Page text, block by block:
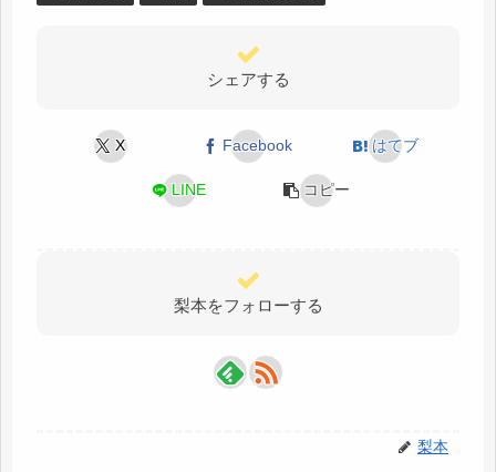
シェアする
X Facebook はてブ
LINE コピー
梨本をフォローする
梨本